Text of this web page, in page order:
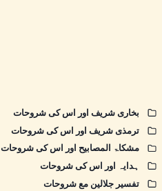
بخاری شریف اور اس کی شروحات
ترمذی شریف اور اس کی شروحات
مشکاۃ المصابیح اور اس کی شروحات
ہدایہ اور اس کی شروحات
تفسیر جلالین مع شروحات